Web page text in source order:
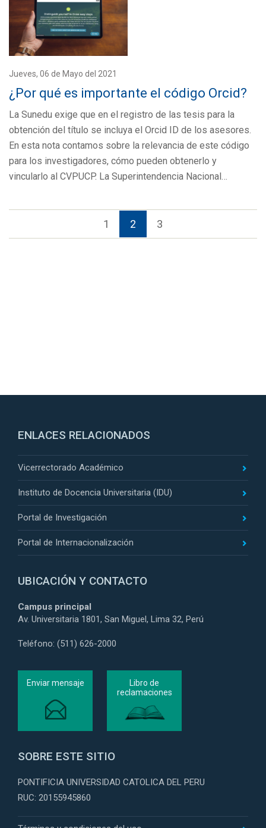
Jueves, 06 de Mayo del 2021
¿Por qué es importante el código Orcid?
La Sunedu exige que en el registro de las tesis para la
obtención del título se incluya el Orcid ID de los asesores.
En esta nota contamos sobre la relevancia de este código
para los investigadores, cómo pueden obtenerlo y
vincularlo al CVPUCP. La Superintendencia Nacional…
1 2 3
ENLACES RELACIONADOS
Vicerrectorado Académico
Instituto de Docencia Universitaria (IDU)
Portal de Investigación
Portal de Internacionalización
UBICACIÓN Y CONTACTO
Campus principal
Av. Universitaria 1801, San Miguel, Lima 32, Perú
Teléfono: (511) 626-2000
Enviar mensaje
Libro de
reclamaciones
SOBRE ESTE SITIO
PONTIFICIA UNIVERSIDAD CATOLICA DEL PERU
RUC: 20155945860